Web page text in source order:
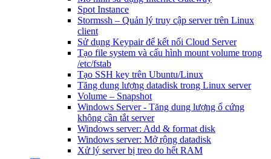
Spot Instance
Stormssh – Quản lý truy cập server trên Linux
client
Sử dụng Keypair để kết nối Cloud Server
Tạo file system và cấu hình mount volume trong
/etc/fstab
Tạo SSH key trên Ubuntu/Linux
Tăng dung lượng datadisk trong Linux server
Volume – Snapshot
Windows Server - Tăng dung lượng ổ cứng
không cần tắt server
Windows server: Add & format disk
Windows server: Mở rộng datadisk
Xử lý server bị treo do hết RAM